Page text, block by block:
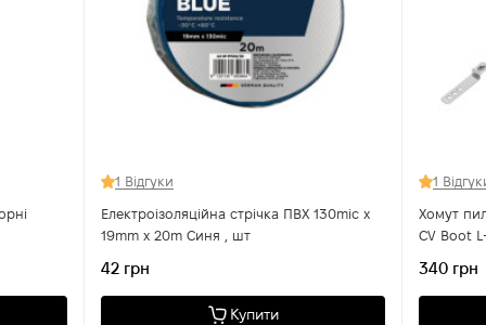
1 Відгуки
Електроізоляційна стрічка ПВХ 130mic x
19mm x 20m Синя , шт
42 грн
Купити
1
Хомут пильника ШРУСа металевий SS304
CV Boot
340 грн